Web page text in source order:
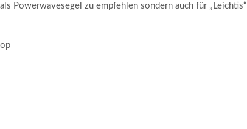
Powerwavesegel zu empfehlen sondern auch für „Leichtis“